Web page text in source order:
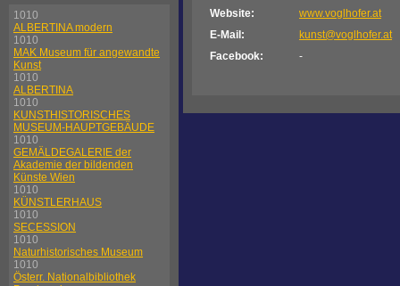
1010
ALBERTINA modern
1010
MAK Museum für angewandte
Kunst
1010
ALBERTINA
1010
KUNSTHISTORISCHES
MUSEUM-HAUPTGEBÄUDE
1010
GEMÄLDEGALERIE der
Akademie der bildenden
Künste Wien
1010
KÜNSTLERHAUS
1010
SECESSION
1010
Naturhistorisches Museum
1010
Österr. Nationalbibliothek
Website:
www.voglhofer.at
E-Mail:
kunst@voglhofer.at
Facebook:
-